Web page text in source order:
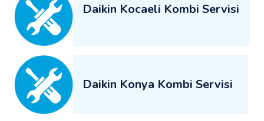
Daikin Kocaeli Kombi Servisi
Daikin Konya Kombi Servisi